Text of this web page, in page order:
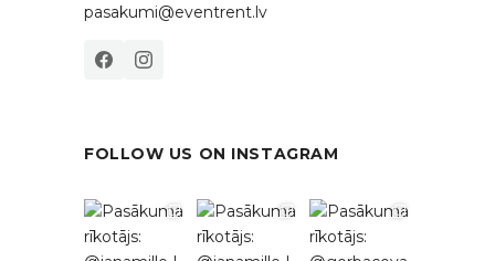
pasakumi@eventrent.lv
FOLLOW US ON INSTAGRAM